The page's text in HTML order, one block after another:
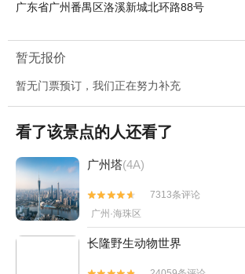
广东省广州番禺区洛溪新城北环路88号
暂无报价
暂无门票预订，我们正在努力补充
看了该景点的人还看了
广州塔(4A)


7313条评论
广州·海珠区
长隆野生动物世界